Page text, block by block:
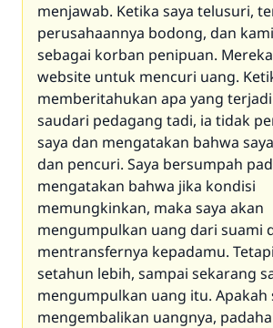
menjawab. Ketika saya telusuri,
perusahaannya bodong, dan
sebagai korban penipuan.
website untuk mencuri uang.
memberitahukan apa yang
saudari pedagang tadi, ia tidak
saya dan mengatakan bahwa
dan pencuri. Saya bersumpah
mengatakan bahwa jika kondisi
memungkinkan, maka saya akan
mengumpulkan uang dari suami
mentransfernya kepadamu.
setahun lebih, sampai sekarang
mengumpulkan uang itu. Apakah
mengembalikan uangnya,